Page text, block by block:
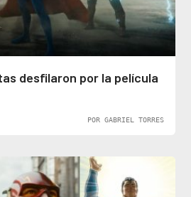
desfilaron por la película
POR GABRIEL TORRES